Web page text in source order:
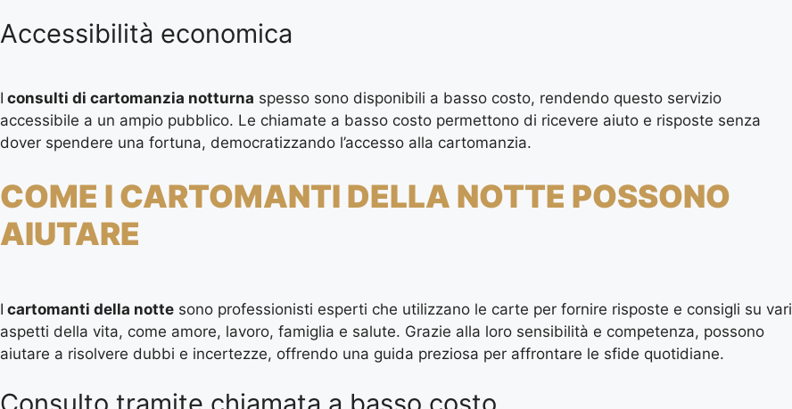
Accessibilità economica
I consulti di cartomanzia notturna spesso sono disponibili a basso costo, rendendo questo servizio
accessibile a un ampio pubblico. Le chiamate a basso costo permettono di ricevere aiuto e risposte senza
dover spendere una fortuna, democratizzando l’accesso alla cartomanzia.
COME I CARTOMANTI DELLA NOTTE POSSONO
AIUTARE
I cartomanti della notte sono professionisti esperti che utilizzano le carte per fornire risposte e consigli su vari
aspetti della vita, come amore, lavoro, famiglia e salute. Grazie alla loro sensibilità e competenza, possono
aiutare a risolvere dubbi e incertezze, offrendo una guida preziosa per affrontare le sfide quotidiane.